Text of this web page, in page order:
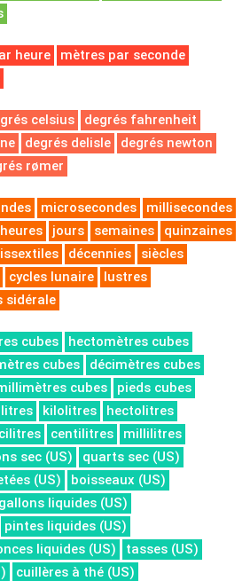
heure
mètres par seconde
celsius
degrés fahrenheit
degrés delisle
degrés newton
rømer
microsecondes
millisecondes
heures jours semaines
quinzaines
décennies
siècles
cycles lunaire
lustres
sidérale
cubes
hectomètres cubes
cubes
décimètres cubes
cubes
pieds cubes
kilolitres
hectolitres
centilitres
millilitres
sec (US)
quarts sec (US)
(US)
boisseaux (US)
gallons liquides (US)
pintes liquides (US)
liquides (US)
tasses (US)
cuillères à thé (US)